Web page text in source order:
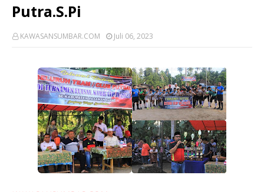
Putra.S.Pi
KAWASANSUMBAR.COM Juli 06, 2023